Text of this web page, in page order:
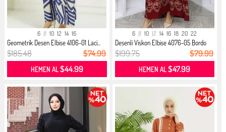
6 8 10 12 14 16
Geometrik Desen Elbise 4106-01 Laci...
$185.48 $74.99
HEMEN AL$44.99
6 8 10 12 14 16 18 20 22
Desenli Viskon Elbise 4076-05 Bordo
$199.75 $79.99
HEMEN AL$47.99